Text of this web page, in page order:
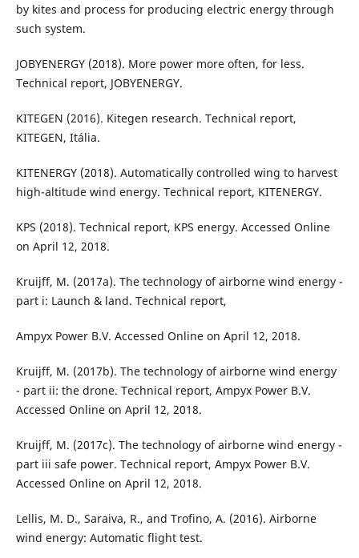
by kites and process for producing electric energy through
such system.
JOBYENERGY (2018). More power more often, for less.
Technical report, JOBYENERGY.
KITEGEN (2016). Kitegen research. Technical report,
KITEGEN, Itália.
KITENERGY (2018). Automatically controlled wing to harvest
high-altitude wind energy. Technical report, KITENERGY.
KPS (2018). Technical report, KPS energy. Accessed Online
on April 12, 2018.
Kruijff, M. (2017a). The technology of airborne wind energy -
part i: Launch & land. Technical report,
Ampyx Power B.V. Accessed Online on April 12, 2018.
Kruijff, M. (2017b). The technology of airborne wind energy
- part ii: the drone. Technical report, Ampyx Power B.V.
Accessed Online on April 12, 2018.
Kruijff, M. (2017c). The technology of airborne wind energy -
part iii safe power. Technical report, Ampyx Power B.V.
Accessed Online on April 12, 2018.
Lellis, M. D., Saraiva, R., and Trofino, A. (2016). Airborne
wind energy: Automatic flight test.